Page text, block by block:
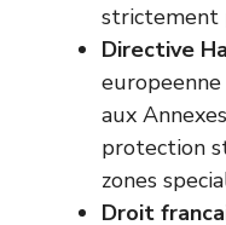
strictement
Directive
aux
protection
zones
Droit